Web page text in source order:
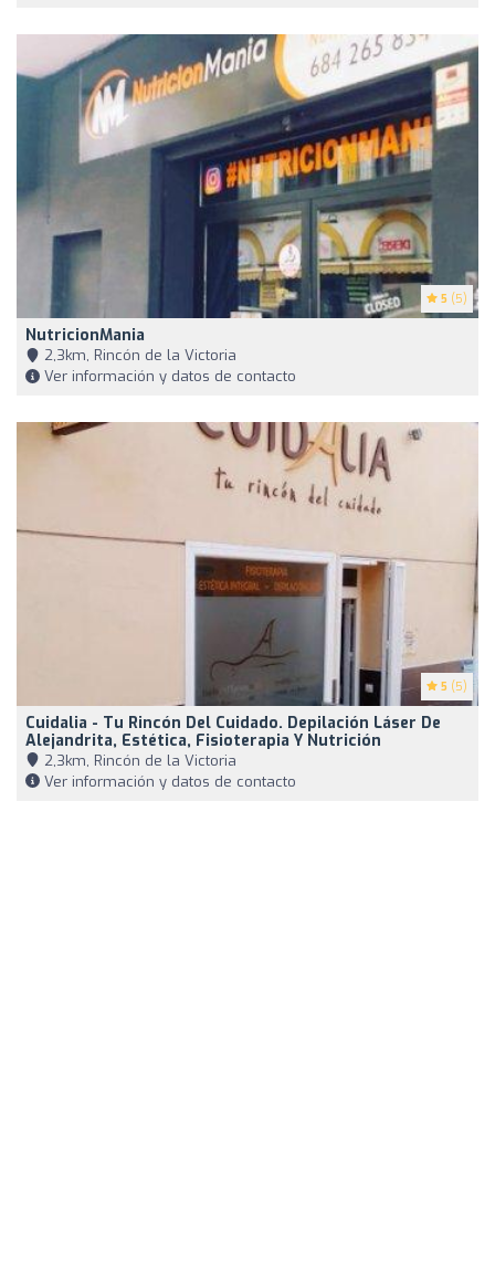
5 (5)
NutricionMania
2,3km, Rincón de la Victoria
Ver información y datos de contacto
5 (5)
Cuidalia - Tu Rincón Del Cuidado. Depilación Láser De
Alejandrita, Estética, Fisioterapia Y Nutrición
2,3km, Rincón de la Victoria
Ver información y datos de contacto